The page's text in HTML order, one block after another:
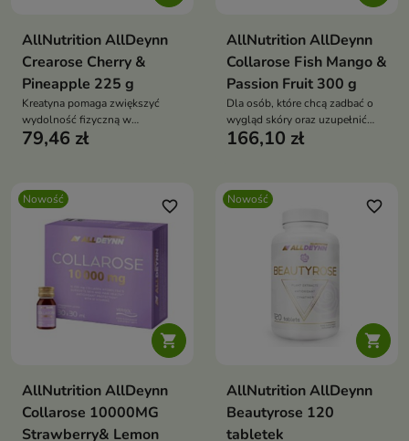
AllNutrition AllDeynn
Crearose Cherry &
Pineapple 225 g
Kreatyna pomaga zwiększyć
wydolność fizyczną w
przypadku krótkich,
79,46 zł
AllNutrition AllDeynn
Collarose Fish Mango &
Passion Fruit 300 g
Dla osób, które chcą zadbać o
wygląd skóry oraz uzupełnić
dietę w wartościowe składniki
166,10 zł
Nowość

favorite_border
AllNutrition AllDeynn
Collarose 10000MG
Strawberry& Lemon
Nowość

favorite_border
AllNutrition AllDeynn
Beautyrose 120
tabletek